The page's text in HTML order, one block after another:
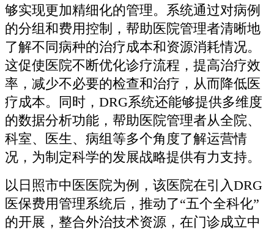
够实现更加精细化的管理。系统通过对病例
的分组和费用控制，帮助医院管理者清晰地
了解不同病种的治疗成本和资源消耗情况。
这促使医院不断优化诊疗流程，提高治疗效
率，减少不必要的检查和治疗，从而降低医
疗成本。同时，DRG系统还能够提供多维度
的数据分析功能，帮助医院管理者从全院、
科室、医生、病组等多个角度了解运营情
况，为制定科学的发展战略提供有力支持。
以日照市中医医院为例，该医院在引入DRG
医保费用管理系统后，推动了“五个全科化”
的开展，整合外治技术资源，在门诊成立中